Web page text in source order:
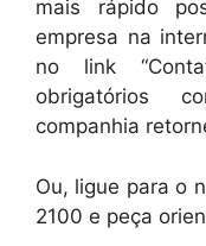
mais rápido
empresa na
no link
obrigatórios
companhia
Ou, ligue para o
2100 e peça